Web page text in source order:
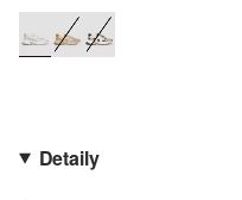
Detaily